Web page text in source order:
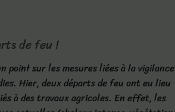
de feu !
sur les mesures liées à la vigilance
Hier, deux départs de feu ont eu lieu
à des travaux agricoles. En effet, les